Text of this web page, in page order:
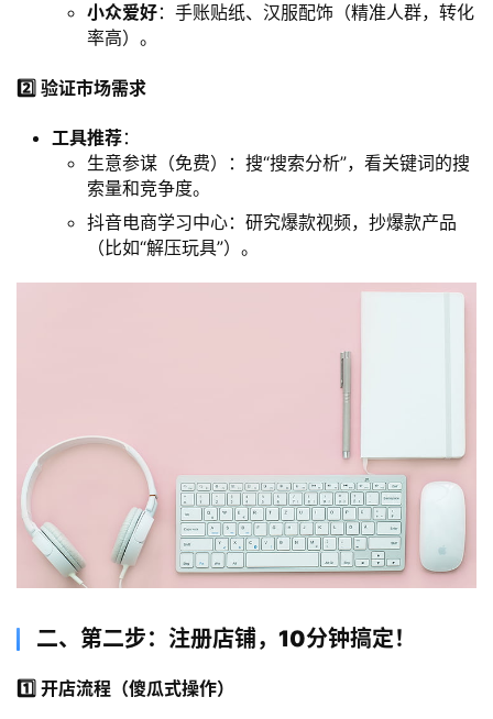
小众爱好：手账贴纸、汉服配饰（精准人群，转化
率高）。
2️⃣ 验证市场需求
工具推荐：
生意参谋（免费）：搜“搜索分析”，看关键词的搜
索量和竞争度。
抖音电商学习中心：研究爆款视频，抄爆款产品
（比如“解压玩具”）。
​二、第二步：注册店铺，10分钟搞定！​
1️⃣ 开店流程（傻瓜式操作）​